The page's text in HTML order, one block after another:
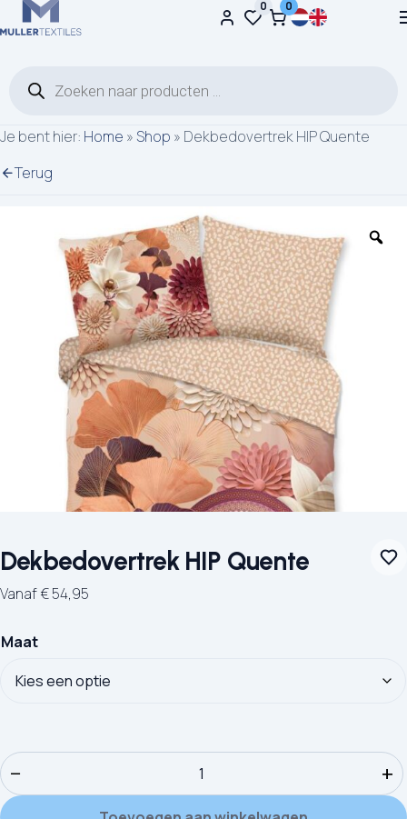
Ga naar de inhoud 0 0
Je bent hier: Home » Shop » Dekbedovertrek HIP Quente
Terug
Dekbedovertrek HIP Quente
Vanaf€54,95
Maat
Dekbedovertrek HIP Quente aantal
− +